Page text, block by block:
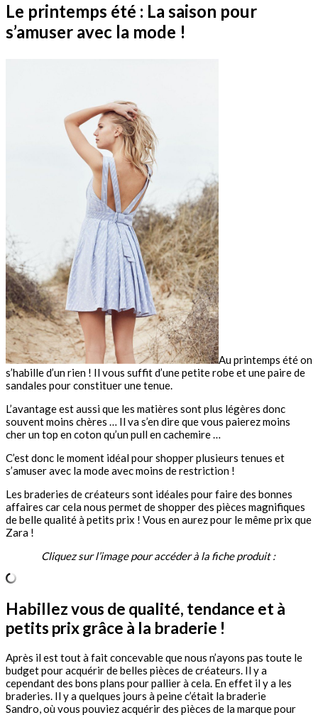
Le printemps été : La saison pour
s’amuser avec la mode !
Au printemps été on
s’habille d’un rien ! Il vous suffit d’une petite robe et une paire de
sandales pour constituer une tenue.
L’avantage est aussi que les matières sont plus légères donc
souvent moins chères … Il va s’en dire que vous paierez moins
cher un top en coton qu’un pull en cachemire …
C’est donc le moment idéal pour shopper plusieurs tenues et
s’amuser avec la mode avec moins de restriction !
Les braderies de créateurs sont idéales pour faire des bonnes
affaires car cela nous permet de shopper des pièces magnifiques
de belle qualité à petits prix ! Vous en aurez pour le même prix que
Zara !
Cliquez sur l’image pour accéder à la fiche produit :
Habillez vous de qualité, tendance et à
petits prix grâce à la braderie !
Après il est tout à fait concevable que nous n’ayons pas toute le
budget pour acquérir de belles pièces de créateurs. Il y a
cependant des bons plans pour pallier à cela. En effet il y a les
braderies. Il y a quelques jours à peine c’était la braderie
Sandro, où vous pouviez acquérir des pièces de la marque pour